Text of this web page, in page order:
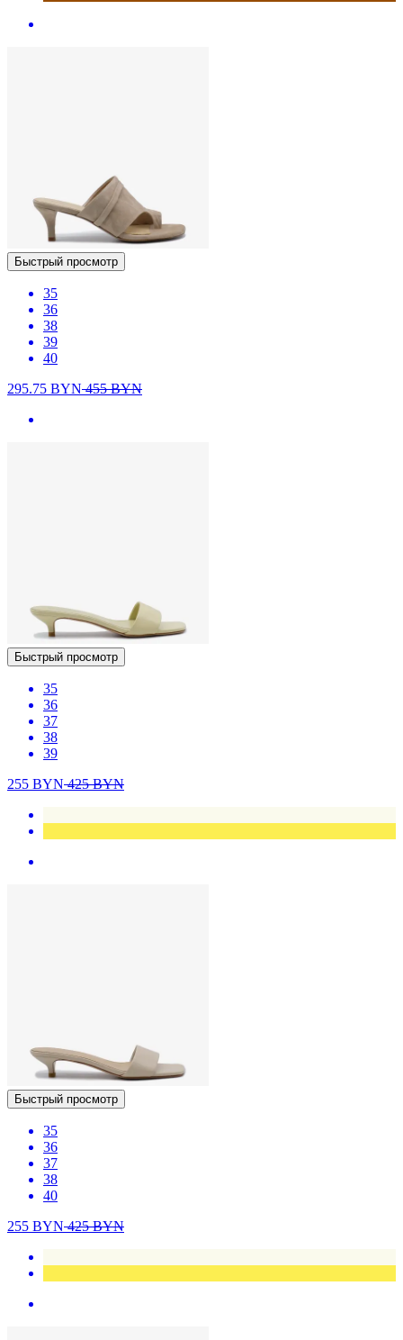
Быстрый просмотр
35
36
38
39
40
295.75 BYN455BYN
Быстрый просмотр
35
36
37
38
39
255 BYN425BYN
Быстрый просмотр
35
36
37
38
40
255 BYN425BYN